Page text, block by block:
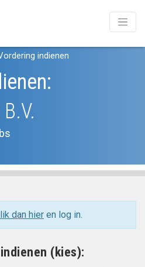
indienen
dan hier en log in.
(kies):